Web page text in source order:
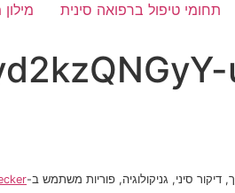
תחומי טיפול ברפואה סינית
סיני, גניקולוגיה, פוריות משתמש ב-